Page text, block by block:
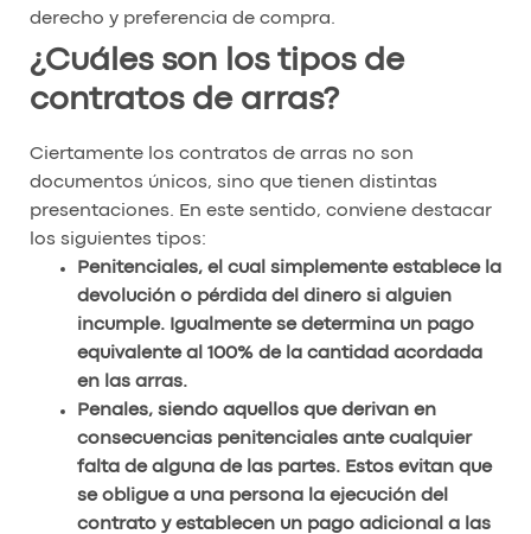
derecho y preferencia de compra.
¿Cuáles son los tipos de
contratos de arras?
Ciertamente los contratos de arras no son
documentos únicos, sino que tienen distintas
presentaciones. En este sentido, conviene destacar
los siguientes tipos:
Penitenciales, el cual simplemente establece la
devolución o pérdida del dinero si alguien
incumple. Igualmente se determina un pago
equivalente al 100% de la cantidad acordada
en las arras.
Penales, siendo aquellos que derivan en
consecuencias penitenciales ante cualquier
falta de alguna de las partes. Estos evitan que
se obligue a una persona la ejecución del
contrato y establecen un pago adicional a las